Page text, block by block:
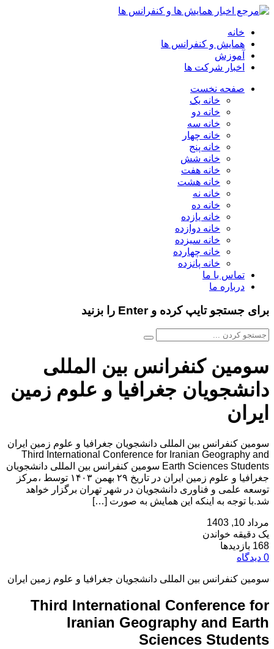
خانه
همایش و کنفرانس ها
آموزش
اخبار شرکت ها
صفحه نخست
خانه یک
خانه دو
خانه سه
خانه چهار
خانه پنج
خانه شش
خانه هفت
خانه هشت
خانه نه
خانه ده
خانه یازده
خانه دوازده
خانه سیزده
خانه چهارده
خانه پانزده
تماس با ما
درباره ما
برای جستجو تایپ کرده و Enter را بزنید
سومین کنفرانس بین المللی
دانشجویان جغرافیا و علوم زمین
ایران
سومین کنفرانس بین المللی دانشجویان جغرافیا و علوم زمین ایران
Third International Conference for Iranian Geography and
Earth Sciences Students سومین کنفرانس بین المللی دانشجویان
جغرافیا و علوم زمین ایران در تاریخ ۲۹ بهمن ۱۴۰۳ توسط ،مرکز
توسعه علمی و فناوری دانشجویان در شهر تهران برگزار خواهد
شد.با توجه به اینکه این همایش به صورت […]
مرداد 10, 1403
یک دقیقه خواندن
168 بازدیدها
0 دیدگاه
سومین کنفرانس بین المللی دانشجویان جغرافیا و علوم زمین ایران
Third International Conference for
Iranian Geography and Earth
Sciences Students